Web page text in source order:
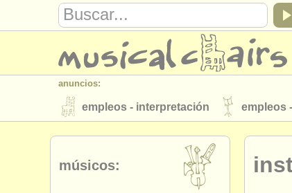
anuncios:
empleos - interpretación empleos
instrumentos en venta
directorios:
músicos: